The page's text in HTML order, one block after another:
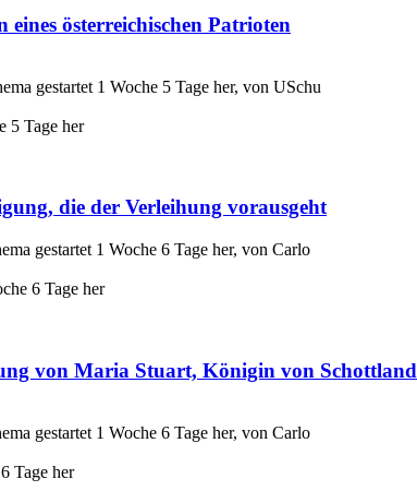
österreichischen Patrioten
gestartet 1 Woche 5 Tage her, von USchu
5 Tage her
die der Verleihung vorausgeht
gestartet 1 Woche 6 Tage her, von Carlo
6 Tage her
von Maria Stuart, Königin von Schottland
gestartet 1 Woche 6 Tage her, von Carlo
Tage her